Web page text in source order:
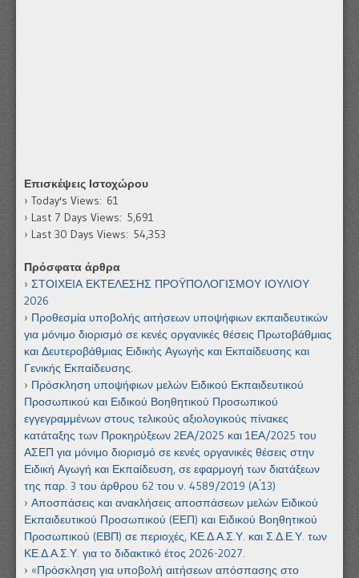
Επισκέψεις Ιστοχώρου
Today's Views: 61
Last 7 Days Views: 5,691
Last 30 Days Views: 54,353
Πρόσφατα άρθρα
ΣΤΟΙΧΕΙΑ ΕΚΤΕΛΕΣΗΣ ΠΡΟΫΠΟΛΟΓΙΣΜΟΥ ΙΟΥΛΙΟΥ
2026
Προθεσμία υποβολής αιτήσεων υποψήφιων εκπαιδευτικών
για μόνιμο διορισμό σε κενές οργανικές θέσεις Πρωτοβάθμιας
και Δευτεροβάθμιας Ειδικής Αγωγής και Εκπαίδευσης και
Γενικής Εκπαίδευσης.
Πρόσκληση υποψήφιων μελών Ειδικού Εκπαιδευτικού
Προσωπικού και Ειδικού Βοηθητικού Προσωπικού
εγγεγραμμένων στους τελικούς αξιολογικούς πίνακες
κατάταξης των Προκηρύξεων 2ΕΑ/2025 και 1ΕΑ/2025 του
ΑΣΕΠ για μόνιμο διορισμό σε κενές οργανικές θέσεις στην
Ειδική Αγωγή και Εκπαίδευση, σε εφαρμογή των διατάξεων
της παρ. 3 του άρθρου 62 του ν. 4589/2019 (Α ́13)
Αποσπάσεις και ανακλήσεις αποσπάσεων μελών Ειδικού
Εκπαιδευτικού Προσωπικού (ΕΕΠ) και Ειδικού Βοηθητικού
Προσωπικού (ΕΒΠ) σε περιοχές, ΚΕ.Δ.Α.Σ.Υ. και Σ.Δ.Ε.Υ. των
ΚΕ.Δ.Α.Σ.Υ. για το διδακτικό έτος 2026-2027.
«Πρόσκληση για υποβολή αιτήσεων απόσπασης στο